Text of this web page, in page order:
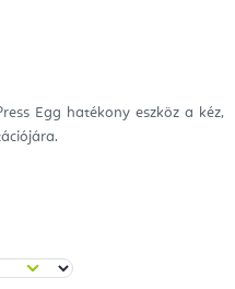
Egg hatékony eszköz a kéz,